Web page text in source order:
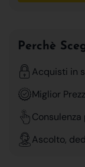
Perchè
Acquisti in
Miglior
Ascolto,